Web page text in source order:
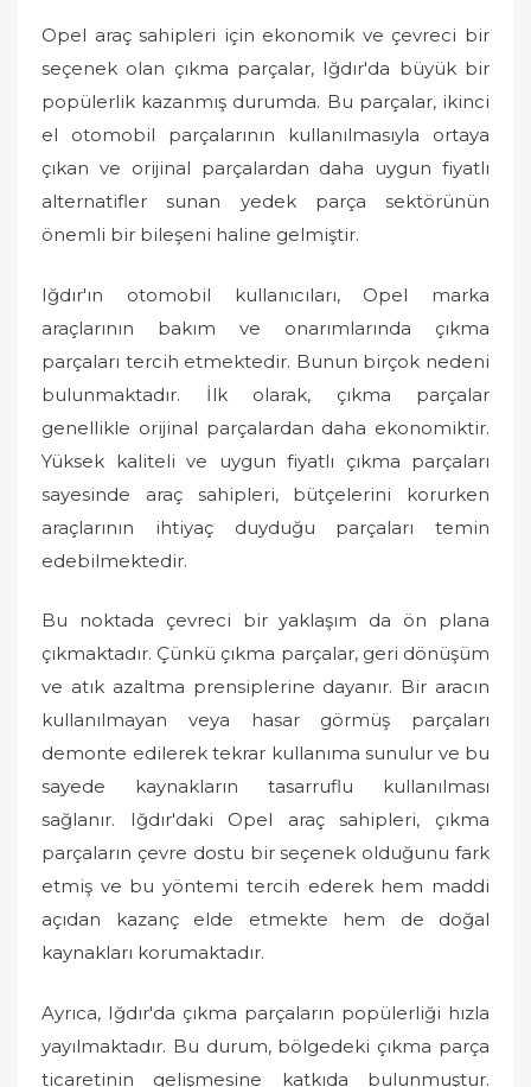
Opel araç sahipleri için ekonomik ve çevreci bir
seçenek olan çıkma parçalar, Iğdır'da büyük bir
popülerlik kazanmış durumda. Bu parçalar, ikinci
el otomobil parçalarının kullanılmasıyla ortaya
çıkan ve orijinal parçalardan daha uygun fiyatlı
alternatifler sunan yedek parça sektörünün
önemli bir bileşeni haline gelmiştir.
Iğdır'ın otomobil kullanıcıları, Opel marka
araçlarının bakım ve onarımlarında çıkma
parçaları tercih etmektedir. Bunun birçok nedeni
bulunmaktadır. İlk olarak, çıkma parçalar
genellikle orijinal parçalardan daha ekonomiktir.
Yüksek kaliteli ve uygun fiyatlı çıkma parçaları
sayesinde araç sahipleri, bütçelerini korurken
araçlarının ihtiyaç duyduğu parçaları temin
edebilmektedir.
Bu noktada çevreci bir yaklaşım da ön plana
çıkmaktadır. Çünkü çıkma parçalar, geri dönüşüm
ve atık azaltma prensiplerine dayanır. Bir aracın
kullanılmayan veya hasar görmüş parçaları
demonte edilerek tekrar kullanıma sunulur ve bu
sayede kaynakların tasarruflu kullanılması
sağlanır. Iğdır'daki Opel araç sahipleri, çıkma
parçaların çevre dostu bir seçenek olduğunu fark
etmiş ve bu yöntemi tercih ederek hem maddi
açıdan kazanç elde etmekte hem de doğal
kaynakları korumaktadır.
Ayrıca, Iğdır'da çıkma parçaların popülerliği hızla
yayılmaktadır. Bu durum, bölgedeki çıkma parça
ticaretinin gelişmesine katkıda bulunmuştur.